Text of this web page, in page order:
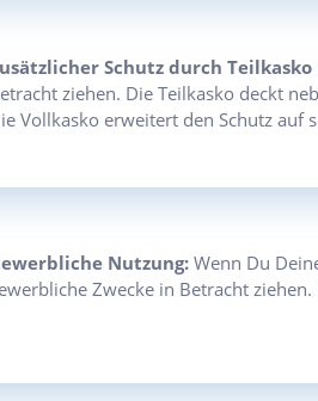
Schutz durch
ziehen. Die Teilkasko deckt
Vollkasko erweitert den Schutz auf
Nutzung:Wenn Du
Zwecke in Betracht